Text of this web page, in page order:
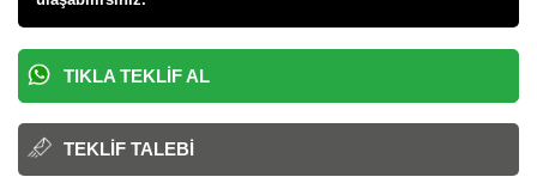
TIKLA TEKLIF AL
TEKLIF TALEBI